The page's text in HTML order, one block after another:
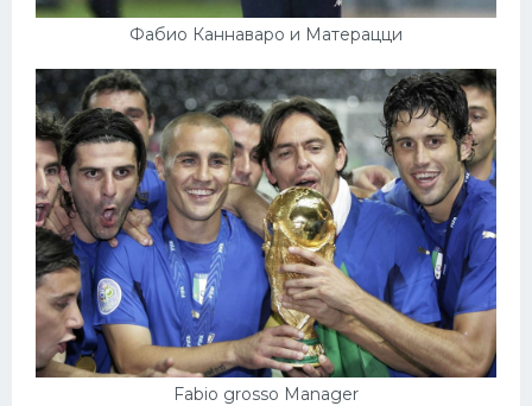
Фабио Каннаваро и Матерацци
Fabio grosso Manager